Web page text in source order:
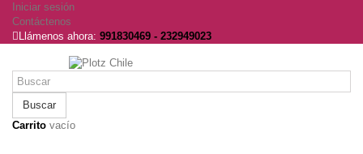
Iniciar sesión
Contáctenos
Llámenos ahora: 991830469 - 232949023
Buscar
Carrito vacío